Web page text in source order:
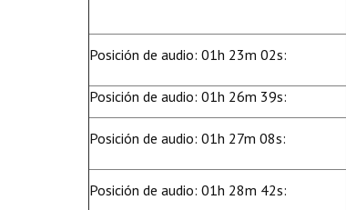
Posición de audio: 01h 23m 02s:
Posición de audio: 01h 26m 39s:
Posición de audio: 01h 27m 08s:
Posición de audio: 01h 28m 42s: